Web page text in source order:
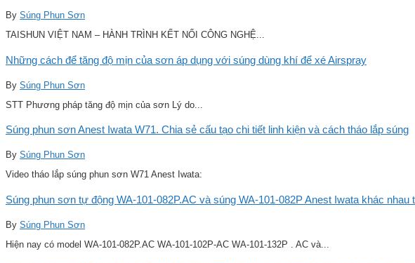
By Súng Phun Sơn
TAISHUN VIỆT NAM – HÀNH TRÌNH KẾT NỐI CÔNG NGHỆ...
Những cách để tăng độ mịn của sơn áp dụng với súng dùng khí để xé Airspray
By Súng Phun Sơn
STT Phương pháp tăng độ mịn của sơn Lý do...
Súng phun sơn Anest Iwata W71. Chia sẻ cấu tạo chi tiết linh kiện và cách tháo lắp súng
By Súng Phun Sơn
Video tháo lắp súng phun sơn W71 Anest Iwata:
Súng phun sơn tự động WA-101-082P.AC và súng WA-101-082P Anest Iwata khác nhau
By Súng Phun Sơn
Hiện nay có model WA-101-082P.AC WA-101-102P-AC WA-101-132P . AC và...